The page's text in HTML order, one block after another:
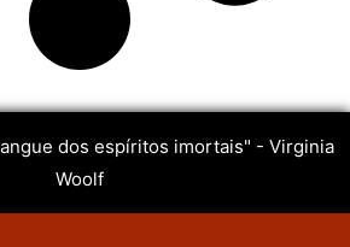
dos espíritos imortais" - Virginia
Woolf